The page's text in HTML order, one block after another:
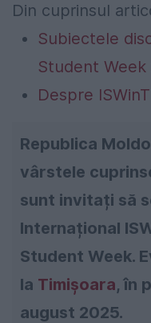
Din cuprinsul
Subiectele
Student Week
Despre ISWinT
Republica
vârstele
sunt invitați să
Internațional
Student Week.
la Timișoara, în
august 2025.